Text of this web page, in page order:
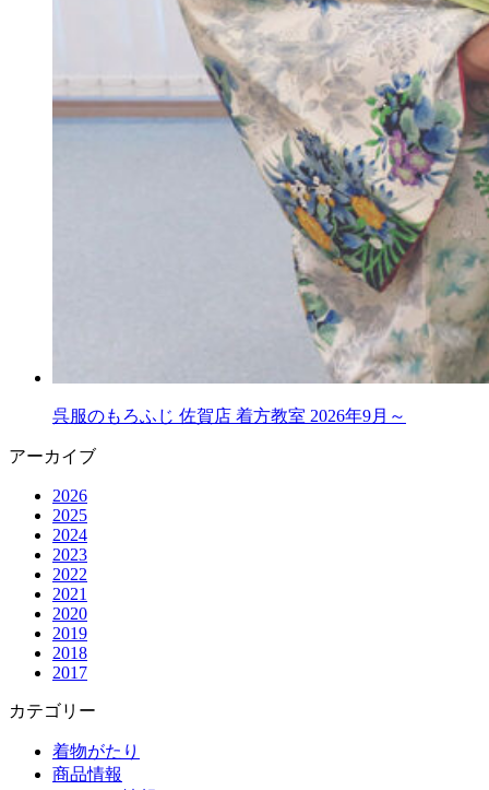
呉服のもろふじ 佐賀店 着方教室 2026年9月～
アーカイブ
2026
2025
2024
2023
2022
2021
2020
2019
2018
2017
カテゴリー
着物がたり
商品情報